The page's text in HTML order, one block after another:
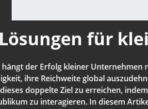
für
der Erfolg kleiner Unternehmen
ihre Reichweite global
doppelte Ziel zu erreichen,
zu interagieren. In diesem